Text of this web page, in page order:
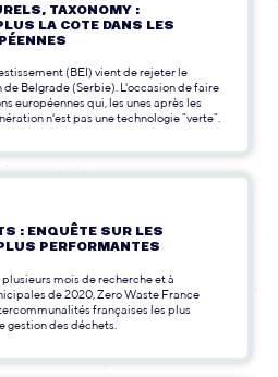
TAXONOMY :
LA COTE DANS LES
(BEI) vient de rejeter le
Belgrade (Serbie). L'occasion de faire
européennes qui, les unes après les
n'est pas une technologie "verte".
: ENQUÊTE SUR LES
PERFORMANTES
mois de recherche et à
de 2020, Zero Waste France
françaises les plus
gestion des déchets.